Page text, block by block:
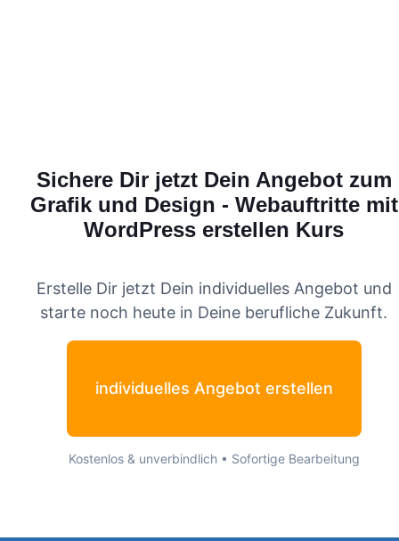
Sichere Dir jetzt Dein Angebot zum
Grafik und Design - Webauftritte mit
WordPress erstellen Kurs
Erstelle Dir jetzt Dein individuelles Angebot und
starte noch heute in Deine berufliche Zukunft.
individuelles Angebot erstellen
Kostenlos & unverbindlich • Sofortige Bearbeitung